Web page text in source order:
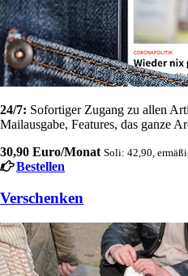
24/7: Sofortiger Zugang zu allen
Mailausgabe, Features, das ganze
30,90 Euro/Monat Soli: 42,90,
Bestellen
Verschenken